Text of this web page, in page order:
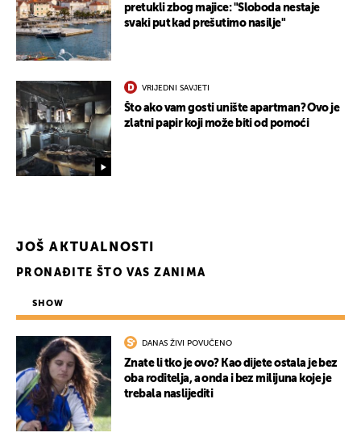
pretukli zbog majice: "Sloboda nestaje
svaki put kad prešutimo nasilje"
VRIJEDNI SAVJETI
Što ako vam gosti unište apartman? Ovo je
zlatni papir koji može biti od pomoći
JOŠ AKTUALNOSTI
PRONAĐITE ŠTO VAS ZANIMA
SHOW
DANAS ŽIVI POVUČENO
Znate li tko je ovo? Kao dijete ostala je bez
oba roditelja, a onda i bez milijuna koje je
trebala naslijediti
UKLJUČITE NOTIFIKACIJE